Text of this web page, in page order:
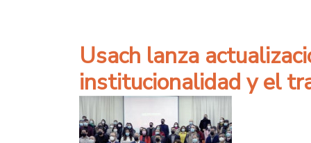
Usach lanza
institucionalidad y el